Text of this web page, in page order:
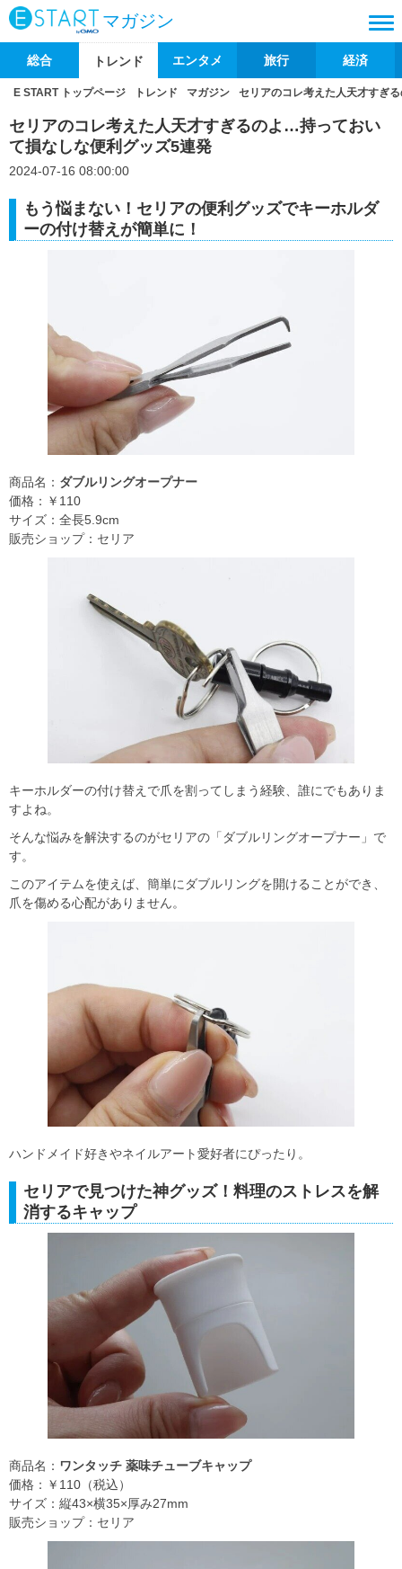
マガジン
総合 トレンド エンタメ 旅行 経済
E START トップページ トレンド マガジン セリアのコレ考えた人天才すぎ
セリアのコレ考えた人天才すぎるのよ…持っておい
て損なしな便利グッズ5連発
2024-07-16 08:00:00
もう悩まない！セリアの便利グッズでキーホルダ
ーの付け替えが簡単に！
商品名： ダブルリングオープナー
価格：￥110
サイズ：全長5.9cm
販売ショップ：セリア
キーホルダーの付け替えで爪を割ってしまう経験、誰にでもありま
すよね。
そんな悩みを解決するのがセリアの「ダブルリングオープナー」で
す。
このアイテムを使えば、簡単にダブルリングを開けることができ、
爪を傷める心配がありません。
ハンドメイド好きやネイルアート愛好者にぴったり。
セリアで見つけた神グッズ！料理のストレスを解
消するキャップ
商品名： ワンタッチ 薬味チューブキャップ
価格：￥110（税込）
サイズ：縦43×横35×厚み27mm
販売ショップ：セリア